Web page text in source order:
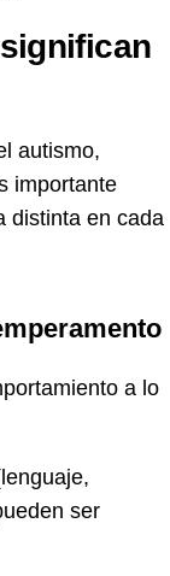
autismo,
importante
distinta en cada
a lo
ser